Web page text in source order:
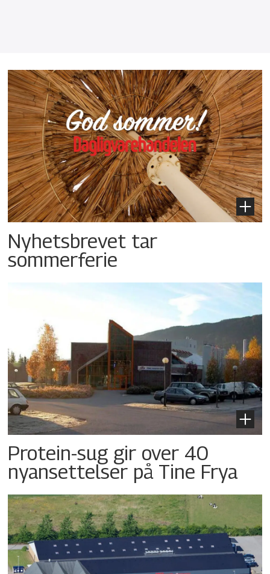
Nyhetsbrevet tar
sommerferie
Protein-sug gir over 40
nyansettelser på Tine Frya